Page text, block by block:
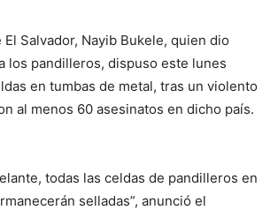
Salvador, Nayib Bukele, quien dio
los pandilleros, dispuso este lunes
en tumbas de metal, tras un violento
al menos 60 asesinatos en dicho país.
todas las celdas de pandilleros en
selladas”, anunció el